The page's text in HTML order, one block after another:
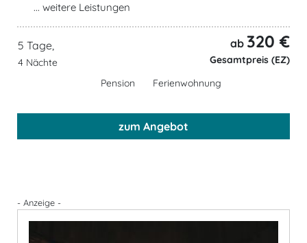
... weitere Leistungen
5 Tage,
4 Nächte
ab 320 €
Gesamtpreis (EZ)
Pension
Ferienwohnung
zum Angebot
- Anzeige -